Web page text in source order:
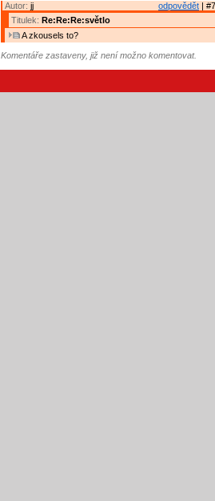
odpovědět |
Autor: jj
Titulek: Re:Re:Re:světlo
A zkousels to?
Komentáře zastaveny, již není možno komentovat.